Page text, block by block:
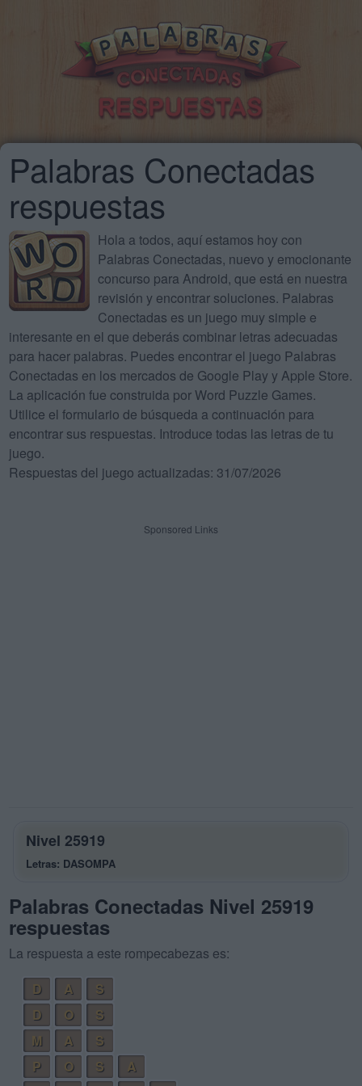
Palabras Conectadas
respuestas
Hola a todos, aquí estamos hoy con
Palabras Conectadas, nuevo y emocionante
concurso para Android, que está en nuestra
revisión y encontrar soluciones. Palabras
Conectadas es un juego muy simple e
interesante en el que deberás combinar letras adecuadas
para hacer palabras. Puedes encontrar el juego Palabras
Conectadas en los mercados de Google Play y Apple Store.
La aplicación fue construida por Word Puzzle Games.
Utilice el formulario de búsqueda a continuación para
encontrar sus respuestas. Introduce todas las letras de tu
juego.
Respuestas del juego actualizadas: 31/07/2026
Sponsored Links
Nivel 25919
Letras: DASOMPA
Palabras Conectadas Nivel 25919
respuestas
La respuesta a este rompecabezas es:
D
A
S
D
O
S
M
A
S
P
O S
A